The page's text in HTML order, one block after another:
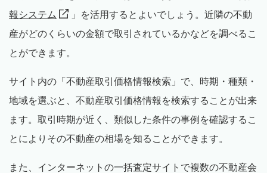
報システム
」を活用するとよいでしょう。近隣の不動
産がどのくらいの金額で取引されているかなどを調べるこ
とができます。
サイト内の「不動産取引価格情報検索」で、時期・種類・
地域を選ぶと、不動産取引価格情報を検索することが出来
ます。取引時期が近く、類似した条件の事例を確認するこ
とによりその不動産の相場を知ることができます。
また、インターネットの一括査定サイトで複数の不動産会